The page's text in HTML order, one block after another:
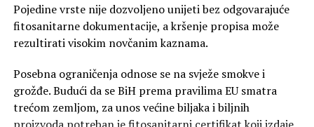
Pojedine vrste nije dozvoljeno unijeti bez odgovarajuće
fitosanitarne dokumentacije, a kršenje propisa može
rezultirati visokim novčanim kaznama.
Posebna ograničenja odnose se na svježe smokve i
grožđe. Budući da se BiH prema pravilima EU smatra
trećom zemljom, za unos većine biljaka i biljnih